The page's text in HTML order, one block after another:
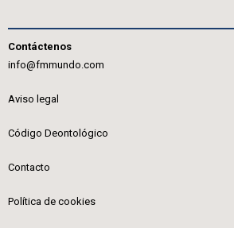
Contáctenos
info@fmmundo.com
Aviso legal
Código Deontológico
Contacto
Política de cookies